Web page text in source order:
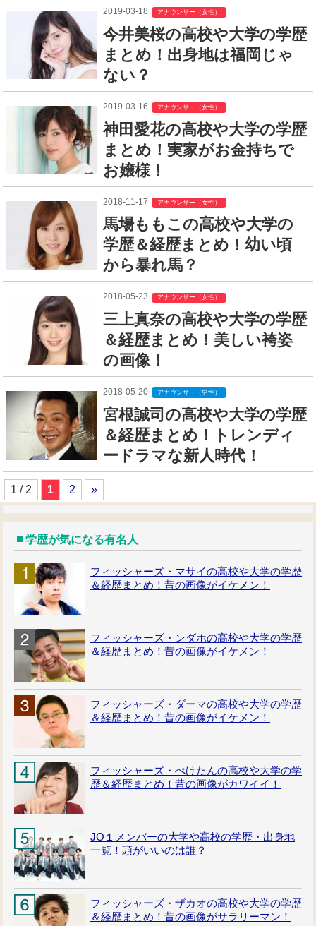
2019-03-18 アナウンサー（女性）
今井美桜の高校や大学の学歴
まとめ！出身地は福岡じゃ
ない？
2019-03-16 アナウンサー（女性）
神田愛花の高校や大学の学歴
まとめ！実家がお金持ちで
お嬢様！
2018-11-17 アナウンサー（女性）
馬場ももこの高校や大学の
学歴＆経歴まとめ！幼い頃
から暴れ馬？
2018-05-23 アナウンサー（女性）
三上真奈の高校や大学の学歴
＆経歴まとめ！美しい袴姿
の画像！
2018-05-20 アナウンサー（男性）
宮根誠司の高校や大学の学歴
＆経歴まとめ！トレンディ
ードラマな新人時代！
1 / 2 1 2 »
学歴が気になる有名人
フィッシャーズ・マサイの高校や大学の学歴
＆経歴まとめ！昔の画像がイケメン！
フィッシャーズ・ンダホの高校や大学の学歴
＆経歴まとめ！昔の画像がイケメン！
フィッシャーズ・ダーマの高校や大学の学歴
＆経歴まとめ！昔の画像がイケメン！
フィッシャーズ・ぺけたんの高校や大学の学
歴＆経歴まとめ！昔の画像がカワイイ！
JO１メンバーの大学や高校の学歴・出身地
一覧！頭がいいのは誰？
フィッシャーズ・ザカオの高校や大学の学歴
＆経歴まとめ！昔の画像がサラリーマン！